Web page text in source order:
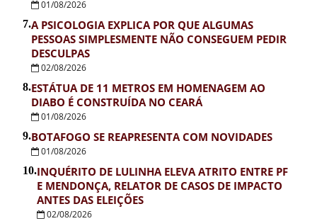
01/08/2026
7.A PSICOLOGIA EXPLICA POR QUE ALGUMAS
PESSOAS SIMPLESMENTE NÃO CONSEGUEM PEDIR
DESCULPAS
02/08/2026
8.ESTÁTUA DE 11 METROS EM HOMENAGEM AO
DIABO É CONSTRUÍDA NO CEARÁ
01/08/2026
9.BOTAFOGO SE REAPRESENTA COM NOVIDADES
01/08/2026
10.INQUÉRITO DE LULINHA ELEVA ATRITO ENTRE PF
E MENDONÇA, RELATOR DE CASOS DE IMPACTO
ANTES DAS ELEIÇÕES
02/08/2026